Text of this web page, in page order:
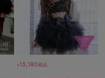
￥15,180税込